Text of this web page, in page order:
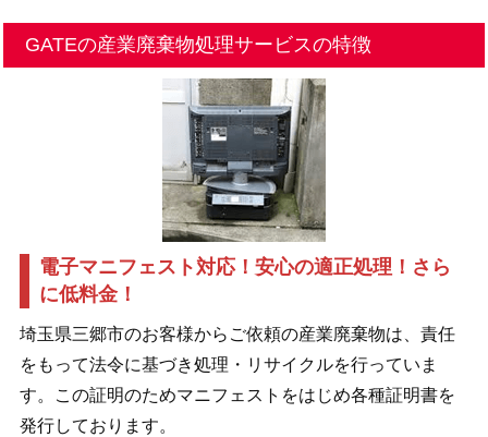
GATEの産業廃棄物処理サービスの特徴
電子マニフェスト対応！安心の適正処理！さら
に低料金！
埼玉県三郷市のお客様からご依頼の産業廃棄物は、責任
をもって法令に基づき処理・リサイクルを行っていま
す。この証明のためマニフェストをはじめ各種証明書を
発行しております。